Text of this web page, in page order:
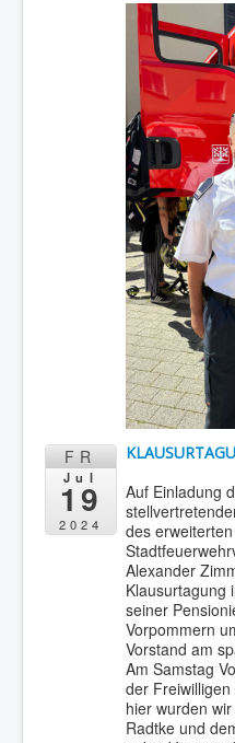
FR
Jul
19
2024
Auf Einladung
des
Alexander
Klausurtagung
seiner
Vorpommern
Vorstand am
Am Samstag
der
hier wurden
Radtke und